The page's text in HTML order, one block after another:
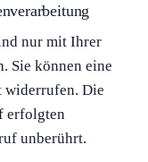
nur mit Ihrer
Sie können eine
Die
erfolgten
unberührt.